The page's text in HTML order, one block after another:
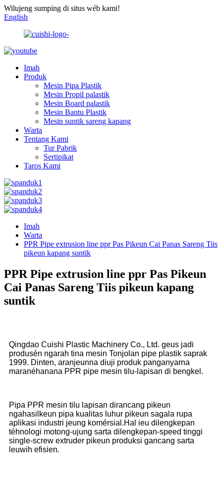
Wilujeng sumping di situs wéb kami!
English
Imah
Produk
Mesin Pipa Plastik
Mesin Propil palastik
Mesin Board palastik
Mesin Bantu Plastik
Mesin suntik sareng kapang
Warta
Tentang Kami
Tur Pabrik
Sertipikat
Taros Kami
Imah
Warta
PPR Pipe extrusion line ppr Pas Pikeun Cai Panas Sareng Tiis
pikeun kapang suntik
PPR Pipe extrusion line ppr Pas Pikeun
Cai Panas Sareng Tiis pikeun kapang
suntik
Qingdao Cuishi Plastic Machinery Co., Ltd. geus jadi
produsén ngarah tina mesin Tonjolan pipe plastik saprak
1999. Dinten, aranjeunna diuji produk panganyarna
maranéhanana PPR pipe mesin tilu-lapisan di bengkel.
Pipa PPR mesin tilu lapisan dirancang pikeun
ngahasilkeun pipa kualitas luhur pikeun sagala rupa
aplikasi industri jeung komérsial.Hal ieu dilengkepan
téhnologi motong-ujung sarta dilengkepan-speed tinggi
single-screw extruder pikeun produksi gancang sarta
leuwih efisien.